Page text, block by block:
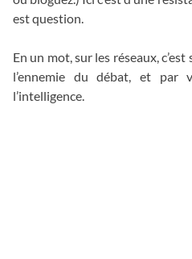
est question.
En un mot, sur les réseaux, c’est
l’ennemie du débat, et par
l’intelligence.